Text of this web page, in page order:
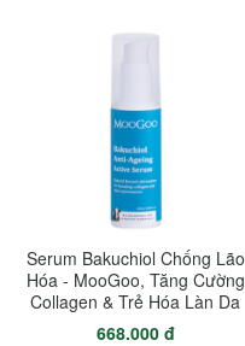
Serum Bakuchiol Chống Lão
Hóa - MooGoo, Tăng Cường
Collagen & Trẻ Hóa Làn Da
668.000 đ